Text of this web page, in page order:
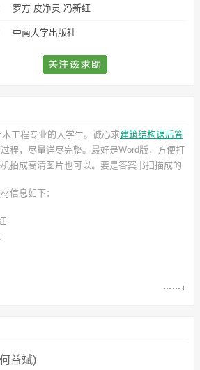
罗方 皮净灵 冯新红
中南大学出版社
工程专业的大学生。诚心求建筑结构课后答
程，尽量详尽完整。最好是Word版，方便打
拍成高清图片也可以。要是答案书扫描成的
信息如下：
益斌)